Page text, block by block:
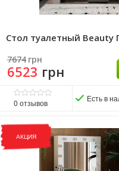
Стол туалетный Beauty
7674 грн
6523 грн
0 отзывов Есть в
Виробник: ART IN HEAD
Матеріал:
ДСП
АКЦИЯ